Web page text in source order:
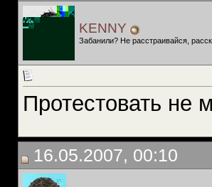
KENNY
Забанили? Не расстраивайся,
Протестовать не
16.05.2007, 00:10